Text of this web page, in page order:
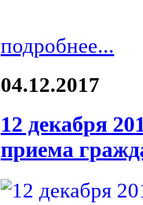
подробнее...
04.12.2017
12 декабря
приема